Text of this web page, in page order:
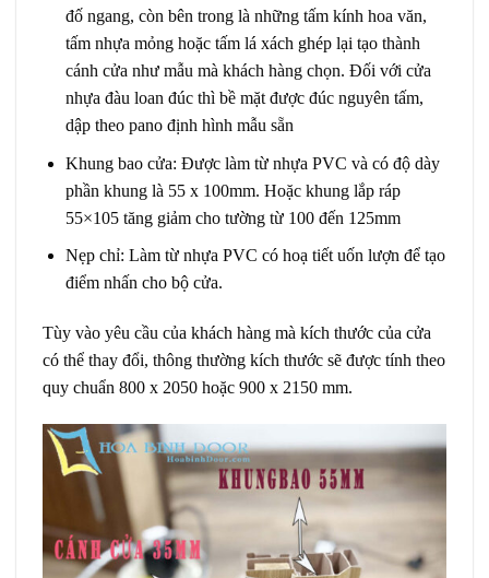
đố ngang, còn bên trong là những tấm kính hoa văn,
tấm nhựa mỏng hoặc tấm lá xách ghép lại tạo thành
cánh cửa như mẫu mà khách hàng chọn. Đối với cửa
nhựa đàu loan đúc thì bề mặt được đúc nguyên tấm,
dập theo pano định hình mẫu sẵn
Khung bao cửa: Được làm từ nhựa PVC và có độ dày
phần khung là 55 x 100mm. Hoặc khung lắp ráp
55×105 tăng giảm cho tường từ 100 đến 125mm
Nẹp chỉ: Làm từ nhựa PVC có hoạ tiết uốn lượn để tạo
điểm nhấn cho bộ cửa.
Tùy vào yêu cầu của khách hàng mà kích thước của cửa
có thể thay đổi, thông thường kích thước sẽ được tính theo
quy chuẩn 800 x 2050 hoặc 900 x 2150 mm.